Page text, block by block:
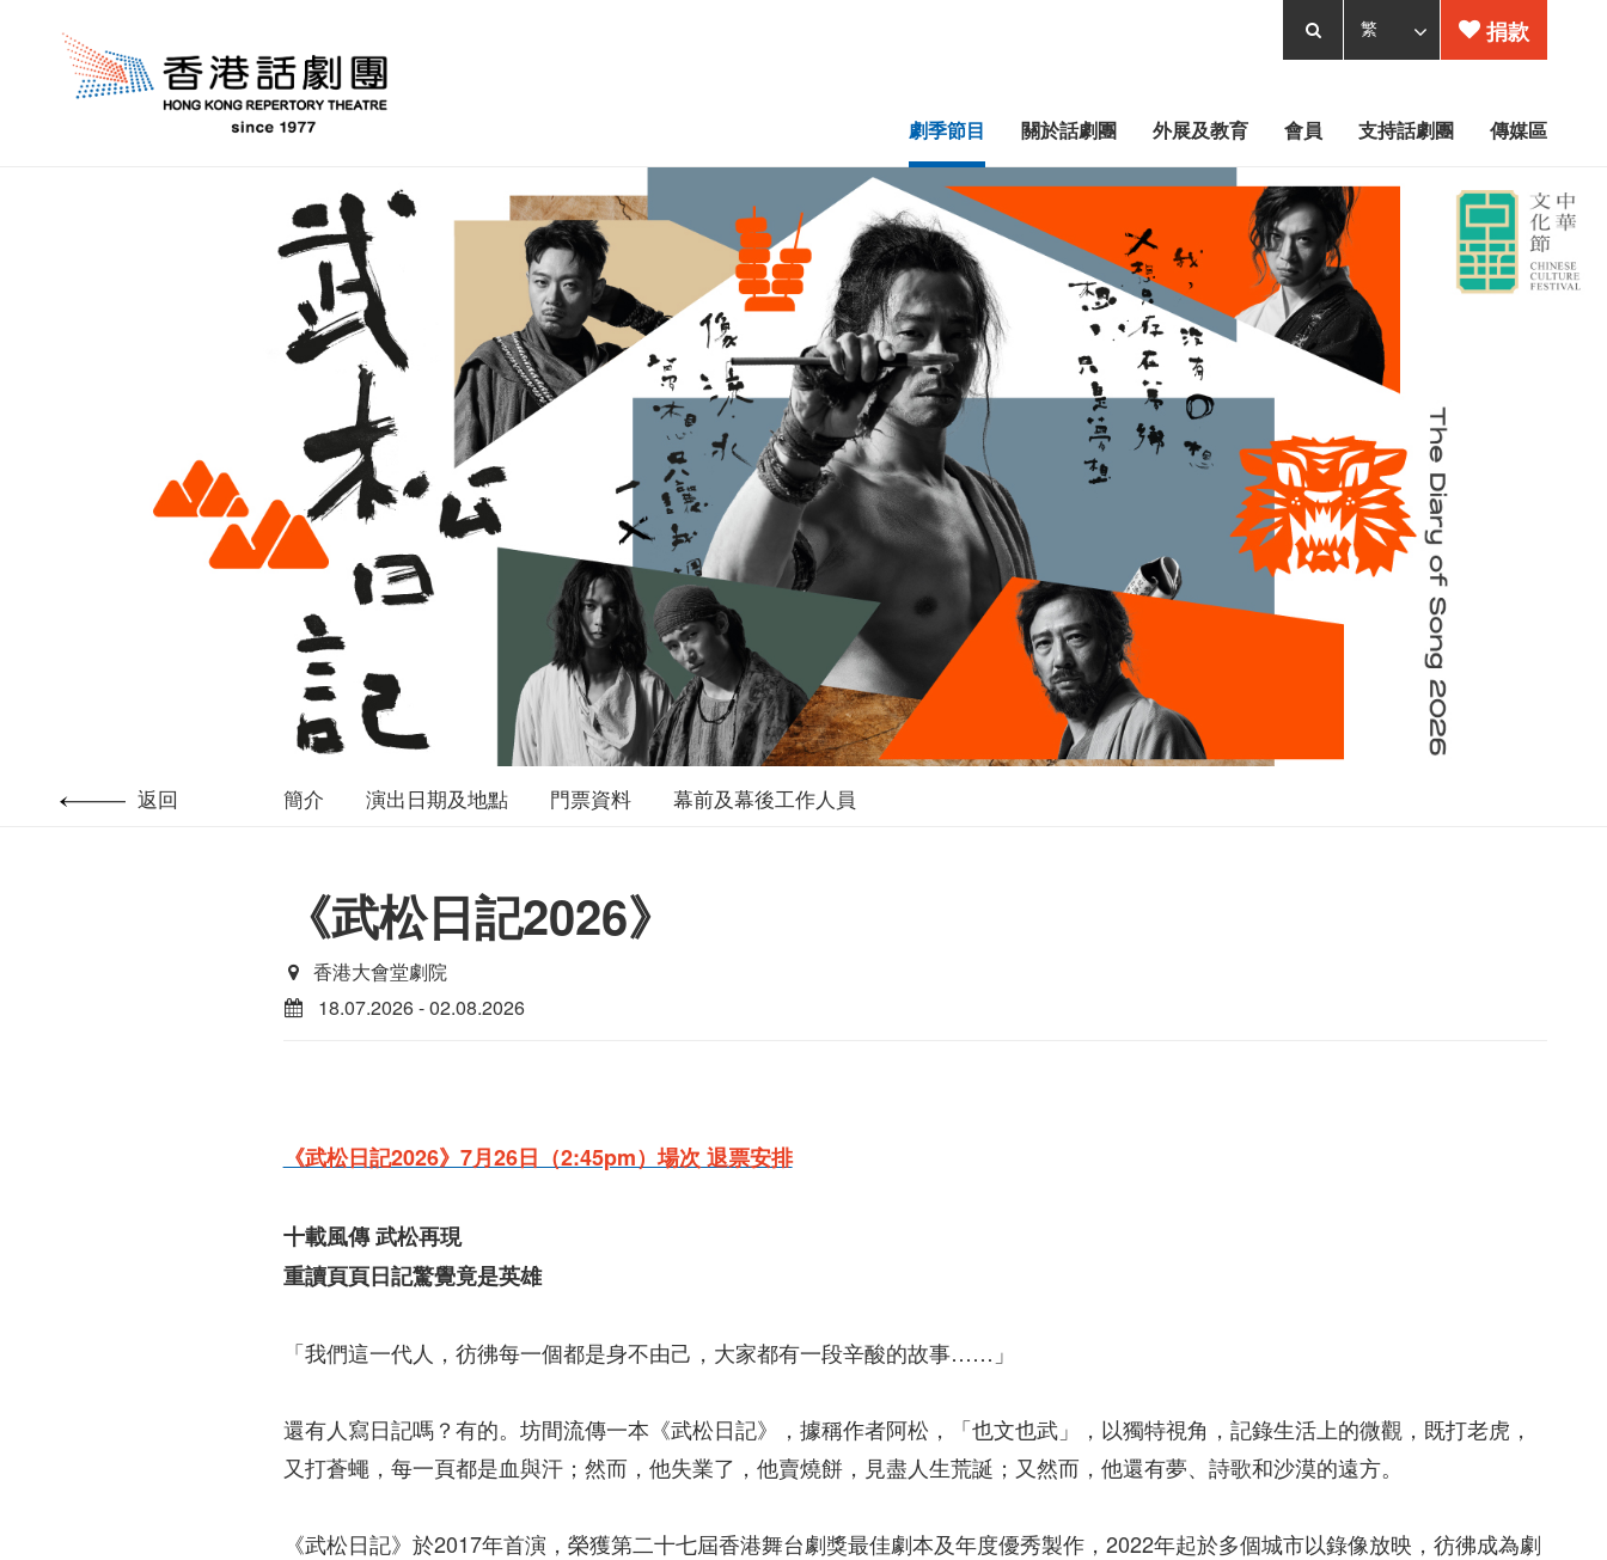
劇季節目 關於話劇團 外展及教育 會員 支持話劇團 傳媒區
捐款
返回 簡介 演出日期及地點 門票資料 幕前及幕後工作人員
《武松日記2026》
香港大會堂劇院
18.07.2026 - 02.08.2026
《武松日記2026》7月26日（2:45pm）場次 退票安排
十載風傳 武松再現
重讀頁頁日記驚覺竟是英雄
「我們這一代人，彷彿每一個都是身不由己，大家都有一段辛酸的故事……」
還有人寫日記嗎？有的。坊間流傳一本《武松日記》，據稱作者阿松，「也文也武」，以獨特視角，記錄生活上的微觀，既打老虎，
又打蒼蠅，每一頁都是血與汗；然而，他失業了，他賣燒餅，見盡人生荒誕；又然而，他還有夢、詩歌和沙漠的遠方。
《武松日記》於2017年首演，榮獲第二十七屆香港舞台劇獎最佳劇本及年度優秀製作，2022年起於多個城市以錄像放映，彷彿成為劇